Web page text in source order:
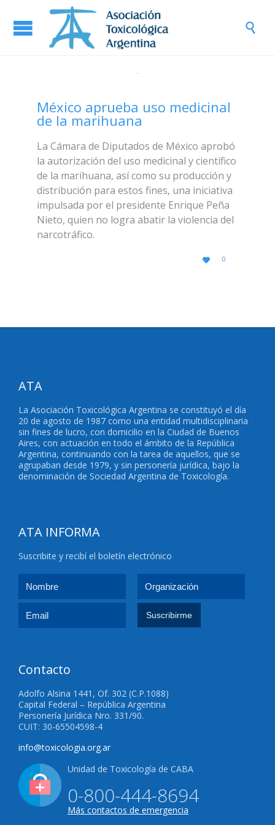

México aprueba uso medicinal
de la marihuana
La Cámara de Diputados de México aprobó
la autorización del uso medicinal y científico
de la marihuana, así como su producción y
distribución para estos fines, una iniciativa
impulsada por el presidente Enrique Peña
Nieto, quien no logra abatir la violencia del
narcotráfico.

LOVE
IT
0
ATA
La Asociación Toxicológica Argentina se constituyó el día
20 de agosto de 1987 como una entidad multidisciplinaria
sin fines de lucro, con domicilio en la Ciudad de Buenos
Aires, con actuación en todo el ámbito de la República
Argentina, continuando con la tarea de aquellos, que se
agrupaban desde 1979, y sin personería jurídica, bajo la
denominación de Sociedad Argentina de Toxicología.
ATA INFORMA
Suscribite y recibí el boletín electrónico
Contacto
Adolfo Alsina 1441, Of. 302 (C.P.1088)
Capital Federal – República Argentina
Personería Jurídica Nro. 331/90.
CUIT: 30-65504598-4
info@toxicologia.org.ar
Unidad de Toxicología de CABA
0-800-444-8694
Más contactos de emergencia